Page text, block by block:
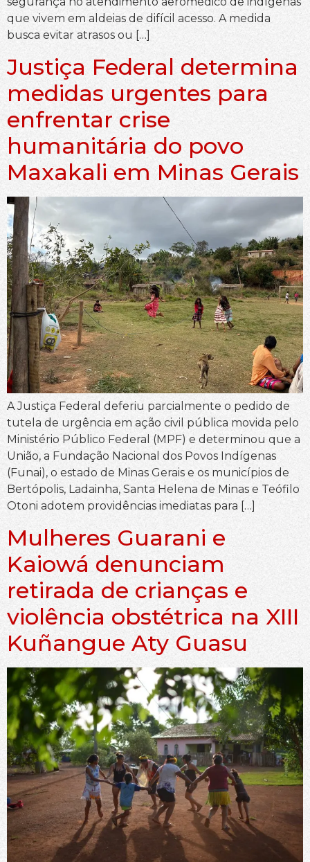
que vivem em aldeias de difícil acesso. A medida
busca evitar atrasos ou […]
Justiça Federal determina
medidas urgentes para
enfrentar crise
humanitária do povo
Maxakali em Minas Gerais
A Justiça Federal deferiu parcialmente o pedido de
tutela de urgência em ação civil pública movida pelo
Ministério Público Federal (MPF) e determinou que a
União, a Fundação Nacional dos Povos Indígenas
(Funai), o estado de Minas Gerais e os municípios de
Bertópolis, Ladainha, Santa Helena de Minas e Teófilo
Otoni adotem providências imediatas para […]
Mulheres Guarani e
Kaiowá denunciam
retirada de crianças e
violência obstétrica na XIII
Kuñangue Aty Guasu